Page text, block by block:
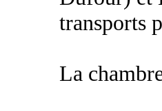
transports
La